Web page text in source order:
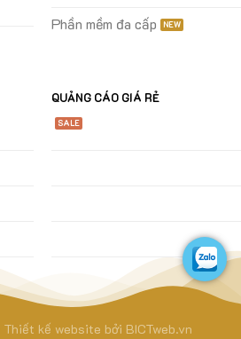
Phần mềm đa cấp
QUẢNG CÁO GIÁ RẺ
Thiết kế website bởi BICTweb.vn